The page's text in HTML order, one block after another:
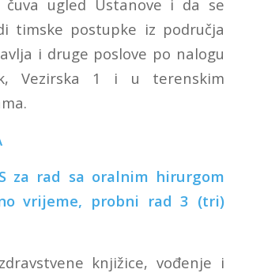
ugled Ustanove i da se
timske postupke iz područja
i druge poslove po nalogu
Vezirska 1 i u terenskim
sa oralnim hirurgom
vrijeme, probni rad 3 (tri)
knjižice, vođenje i